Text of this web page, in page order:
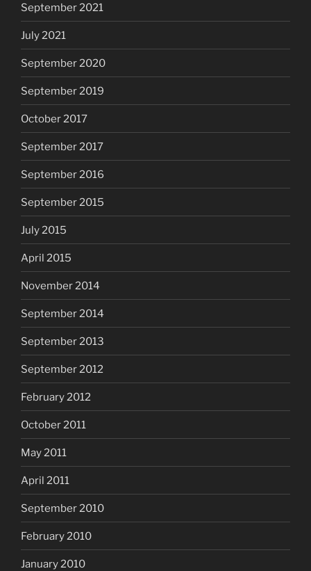
September 2021
July 2021
September 2020
September 2019
October 2017
September 2017
September 2016
September 2015
July 2015
April 2015
November 2014
September 2014
September 2013
September 2012
February 2012
October 2011
May 2011
April 2011
September 2010
February 2010
January 2010